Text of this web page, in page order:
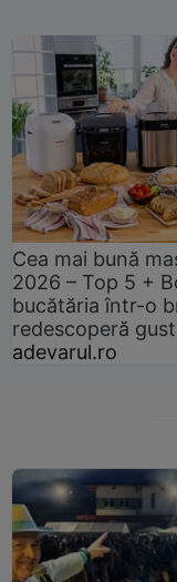
Cea mai bună
2026 – Top 5 +
bucătăria într-o
redescoperă
adevarul.ro